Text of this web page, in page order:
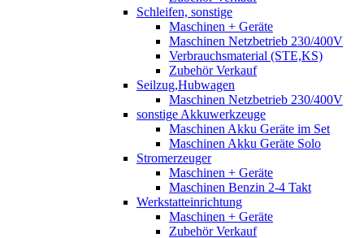
Schleifen, sonstige
Maschinen + Geräte
Maschinen Netzbetrieb 230/400V
Verbrauchsmaterial (STE,KS)
Zubehör Verkauf
Seilzug,Hubwagen
Maschinen Netzbetrieb 230/400V
sonstige Akkuwerkzeuge
Maschinen Akku Geräte im Set
Maschinen Akku Geräte Solo
Stromerzeuger
Maschinen + Geräte
Maschinen Benzin 2-4 Takt
Werkstatteinrichtung
Maschinen + Geräte
Zubehör Verkauf